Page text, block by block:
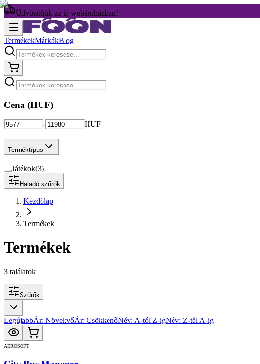
Üdvözöljük az új webáruházban!
TermékekMárkákBlog
Cena (HUF)
- HUF
Terméktípus
Játékok(3)
Haladó szűrők
Kezdőlap
Termékek
Termékek
3 találatok
Szűrők
LegújabbÁr: NövekvőÁr: CsökkenőNév: A-tól Z-igNév: Z-től A-ig
AEROSOFT